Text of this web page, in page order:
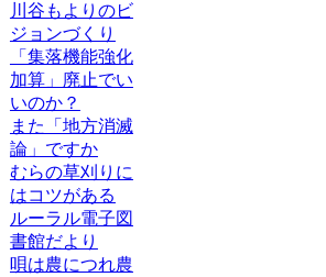
川谷もよりのビ
ジョンづくり
「集落機能強化
加算」廃止でい
いのか？
また「地方消滅
論」ですか
むらの草刈りに
はコツがある
ルーラル電子図
書館だより
唄は農につれ農